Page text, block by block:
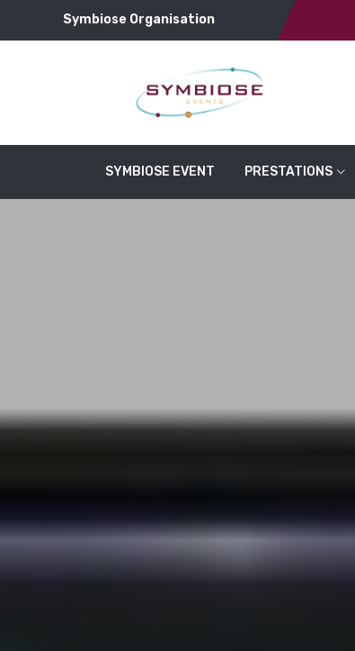
Symbiose Organisation
SYMBIOSE EVENT PRESTATIONS